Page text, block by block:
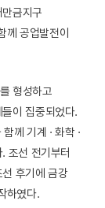
금지구
께 공업발전이
형성하고
이 집중되었다.
께 기계 · 화학 ·
조선 전기부터
후기에 금강
하였다.